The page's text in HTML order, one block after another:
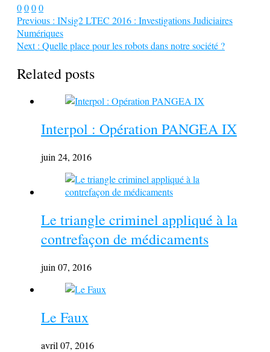
0000
Previous : INsig2 LTEC 2016 : Investigations Judiciaires
Numériques
Next : Quelle place pour les robots dans notre société ?
Related posts
Interpol : Opération PANGEA IX
juin 24, 2016
Le triangle criminel appliqué à la
contrefaçon de médicaments
juin 07, 2016
Le Faux
avril 07, 2016